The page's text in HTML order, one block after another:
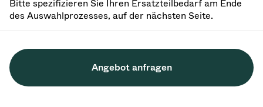
Bitte spezifizieren Sie Ihren Ersatzteilbedarf am Ende
des Auswahlprozesses, auf der nächsten Seite.
Angebot anfragen